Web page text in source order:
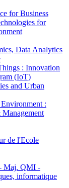
for Business
for
Data Analytics
: Innovation
(IoT)
and Urban
:
de l'Ecole
Maj. QMI -
informatique